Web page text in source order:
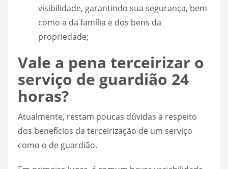
visibilidade, garantindo sua segurança, bem
como a da família e dos bens da
propriedade;
Vale a pena terceirizar o
serviço de guardião 24
horas?
Atualmente, restam poucas dúvidas a respeito
dos benefícios da terceirização de um serviço
como o de guardião.